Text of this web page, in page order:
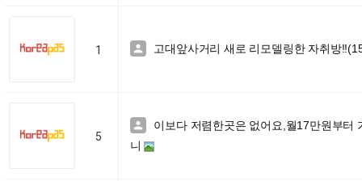
1  고대앞사거리 새로 리모델링한 자취방
5

이보다 저렴한곳은 없어요,월17만원부터
니